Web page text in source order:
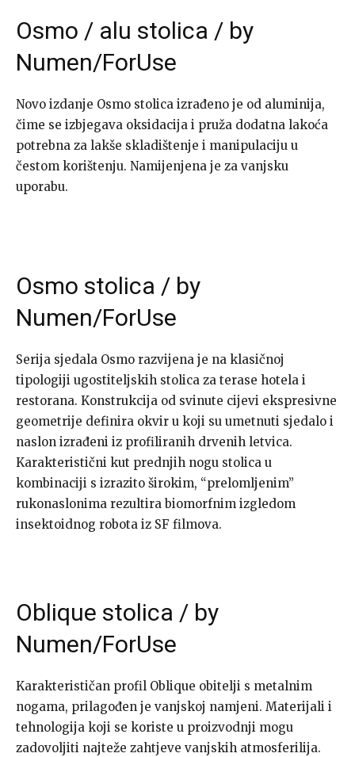
Osmo / alu stolica / by
Numen/ForUse
Novo izdanje Osmo stolica izrađeno je od aluminija,
čime se izbjegava oksidacija i pruža dodatna lakoća
potrebna za lakše skladištenje i manipulaciju u
čestom korištenju. Namijenjena je za vanjsku
uporabu.
Osmo stolica / by
Numen/ForUse
Serija sjedala Osmo razvijena je na klasičnoj
tipologiji ugostiteljskih stolica za terase hotela i
restorana. Konstrukcija od svinute cijevi ekspresivne
geometrije definira okvir u koji su umetnuti sjedalo i
naslon izrađeni iz profiliranih drvenih letvica.
Karakteristični kut prednjih nogu stolica u
kombinaciji s izrazito širokim, “prelomljenim”
rukonaslonima rezultira biomorfnim izgledom
insektoidnog robota iz SF filmova.
Oblique stolica / by
Numen/ForUse
Karakterističan profil Oblique obitelji s metalnim
nogama, prilagođen je vanjskoj namjeni. Materijali i
tehnologija koji se koriste u proizvodnji mogu
zadovoljiti najteže zahtjeve vanjskih atmosferilija.